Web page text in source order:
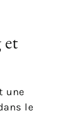
et
une
le